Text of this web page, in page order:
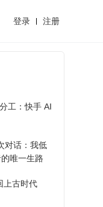
登录 注册
工：快手 AI
对话：我低
唯一生路
上古时代